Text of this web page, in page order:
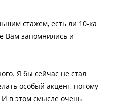
стажем, есть ли 10-ка
Вам запомнились и
Я бы сейчас не стал
особый акцент, потому
И в этом смысле очень